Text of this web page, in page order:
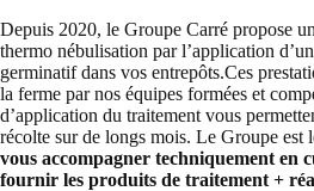
Depuis 2020, le Groupe Carré propose
thermo nébulisation par l’application
germinatif dans vos entrepôts.Ces
la ferme par nos équipes formées et
d’application du traitement vous
récolte sur de longs mois. Le Groupe est
vous accompagner techniquement en
fournir les produits de traitement +